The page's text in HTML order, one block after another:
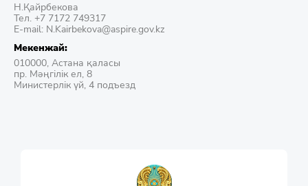
Н.Қайрбекова
Тел. +7 7172 749317
E-mail: N.Kairbekova@aspire.gov.kz
Мекенжай:
010000, Астана қаласы
пр. Мәңгілік ел, 8
Министерлік үй, 4 подъезд